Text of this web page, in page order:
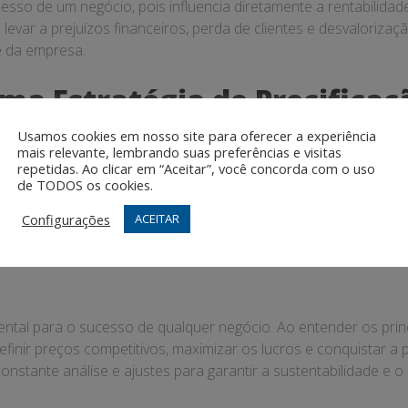
de um negócio, pois influencia diretamente a
a prejuízos financeiros, perda de clientes e
empresa.
Estratégia de
é importante seguir alguns passos fundamentais,
concorrência.
a estratégia conforme necessário.
para o sucesso de qualquer negócio. Ao entender os
preços competitivos, maximizar os lucros e conquistar a
análise e ajustes para garantir a sustentabilidade e
Usamos cookies em nosso site para oferecer a experiência
mais relevante, lembrando suas preferências e visitas
repetidas. Ao clicar em “Aceitar”, você concorda com o uso
de TODOS os cookies.
Configurações
ACEITAR